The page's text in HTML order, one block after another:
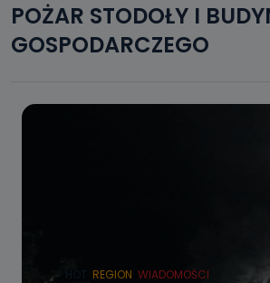
POŻAR STODOŁY I
GOSPODARCZEGO
HOT REGION WIADOMOŚCI